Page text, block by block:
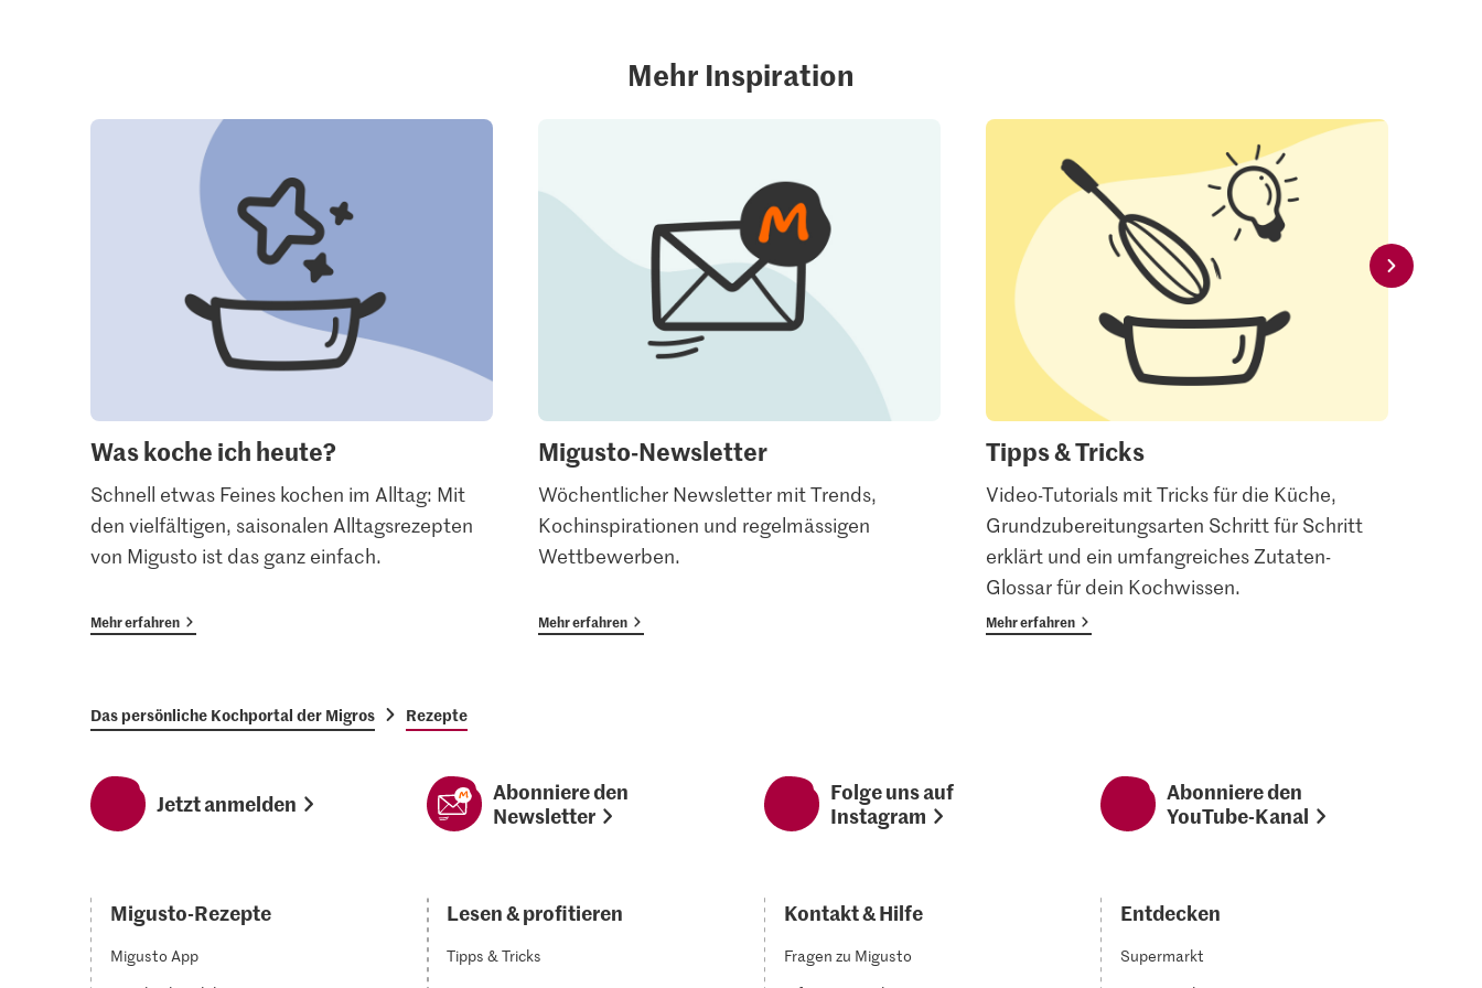
Mehr Inspiration
Was koche ich heute?
Schnell etwas Feines kochen im Alltag: Mit
den vielfältigen, saisonalen Alltagsrezepten
von Migusto ist das ganz einfach.
Mehr erfahren
Migusto-Newsletter
Wöchentlicher Newsletter mit Trends,
Kochinspirationen und regelmässigen
Wettbewerben.
Mehr erfahren
Tipps & Tricks
Video-Tutorials mit Tricks für die Küche,
Grundzubereitungsarten Schritt für Schritt
erklärt und ein umfangreiches Zutaten-
Glossar für dein Kochwissen.
Mehr erfahren
Das persönliche Kochportal der Migros Rezepte
Jetzt anmelden
Abonniere den
Newsletter
Folge uns auf
Instagram
Abonniere den
YouTube-Kanal
Migusto-Rezepte
Migusto App
Lesen & profitieren
Tipps & Tricks
Kontakt & Hilfe
Fragen zu Migusto
Entdecken
Supermarkt